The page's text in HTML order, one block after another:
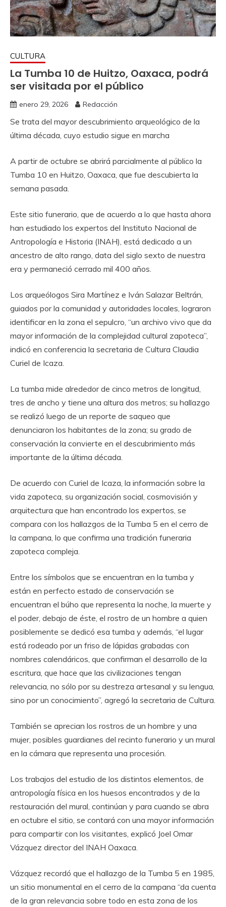
CULTURA
La Tumba 10 de Huitzo, Oaxaca, podrá
ser visitada por el público
enero 29, 2026 Redacción
Se trata del mayor descubrimiento arqueológico de la
última década, cuyo estudio sigue en marcha
A partir de octubre se abrirá parcialmente al público la
Tumba 10 en Huitzo, Oaxaca, que fue descubierta la
semana pasada.
Este sitio funerario, que de acuerdo a lo que hasta ahora
han estudiado los expertos del Instituto Nacional de
Antropología e Historia (INAH), está dedicado a un
ancestro de alto rango, data del siglo sexto de nuestra
era y permaneció cerrado mil 400 años.
Los arqueólogos Sira Martínez e Iván Salazar Beltrán,
guiados por la comunidad y autoridades locales, lograron
identificar en la zona el sepulcro, “un archivo vivo que da
mayor información de la complejidad cultural zapoteca”,
indicó en conferencia la secretaria de Cultura Claudia
Curiel de Icaza.
La tumba mide alrededor de cinco metros de longitud,
tres de ancho y tiene una altura dos metros; su hallazgo
se realizó luego de un reporte de saqueo que
denunciaron los habitantes de la zona; su grado de
conservación la convierte en el descubrimiento más
importante de la última década.
De acuerdo con Curiel de Icaza, la información sobre la
vida zapoteca, su organización social, cosmovisión y
arquitectura que han encontrado los expertos, se
compara con los hallazgos de la Tumba 5 en el cerro de
la campana, lo que confirma una tradición funeraria
zapoteca compleja.
Entre los símbolos que se encuentran en la tumba y
están en perfecto estado de conservación se
encuentran el búho que representa la noche, la muerte y
el poder, debajo de éste, el rostro de un hombre a quien
posiblemente se dedicó esa tumba y además, “el lugar
está rodeado por un friso de lápidas grabadas con
nombres calendáricos, que confirman el desarrollo de la
escritura, que hace que las civilizaciones tengan
relevancia, no sólo por su destreza artesanal y su lengua,
sino por un conocimiento”, agregó la secretaria de Cultura.
También se aprecian los rostros de un hombre y una
mujer, posibles guardianes del recinto funerario y un mural
en la cámara que representa una procesión.
Los trabajos del estudio de los distintos elementos, de
antropología física en los huesos encontrados y de la
restauración del mural, continúan y para cuando se abra
en octubre el sitio, se contará con una mayor información
para compartir con los visitantes, explicó Joel Omar
Vázquez director del INAH Oaxaca.
Vázquez recordó que el hallazgo de la Tumba 5 en 1985,
un sitio monumental en el cerro de la campana “da cuenta
de la gran relevancia sobre todo en esta zona de los